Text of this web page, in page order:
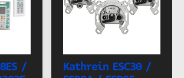
/ Kathrein ESC30 /